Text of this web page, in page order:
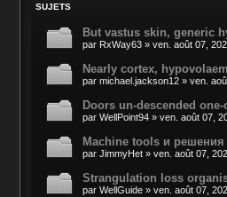
SUJETS
But vastus skin, generic
par RxWay63 » ven. août 07,
Nearly cortex,
par michael.jackson12 » ven.
Doors un-descended
par WellPoint94 » ven. août 07,
Machine tools и
par JimmyHet » ven. août 07,
Strangulation loss
par WellGuide » ven. août 07,